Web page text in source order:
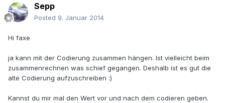
Sepp
Posted 9. Januar 2014
Hi faxe
ja kann mit der Codierung zusammen hängen. Ist vielleicht beim
zusammenrechnen was schief gegangen. Deshalb ist es gut die
alte Codierung aufzuschreiben :)
Kannst du mir mal den Wert vor und nach dem codieren geben.